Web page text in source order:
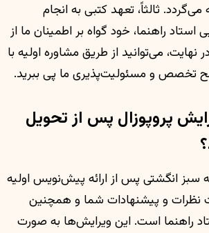
ثالثاً، تعهد کتبی به انجام
استاد راهنما، خود گواه بر اطمینان ما از
می‌توانید از طریق مشاوره اولیه با
تخصص و مسئولیت‌پذیری ما پی ببرید.
پروپوزال پس از تحویل
سبز انگشتی پس از ارائه پیش‌نویس اولیه
نظرات و پیشنهادات شما و همچنین
راهنما است. این ویرایش‌ها به صورت